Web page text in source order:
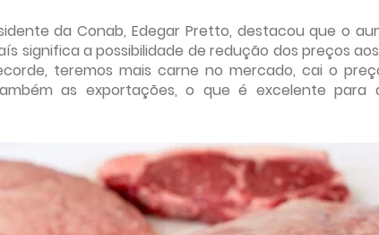
da Conab, Edegar Pretto, destacou que o
significa a possibilidade de redução dos preços
teremos mais carne no mercado, cai o
as exportações, o que é excelente para